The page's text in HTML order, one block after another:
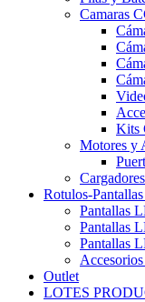
Camaras
Kits
Motores y
Rotulos-
Pantallas
Pantallas
Pantallas
Outlet
LOTES